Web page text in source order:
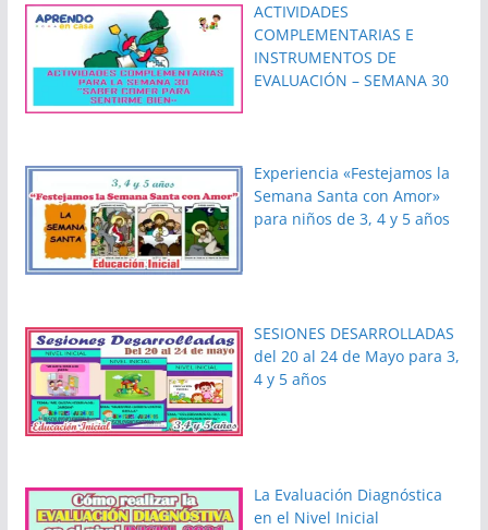
ACTIVIDADES
COMPLEMENTARIAS E
INSTRUMENTOS DE
EVALUACIÓN – SEMANA 30
Experiencia «Festejamos la
Semana Santa con Amor»
para niños de 3, 4 y 5 años
SESIONES DESARROLLADAS
del 20 al 24 de Mayo para 3,
4 y 5 años
La Evaluación Diagnóstica
en el Nivel Inicial